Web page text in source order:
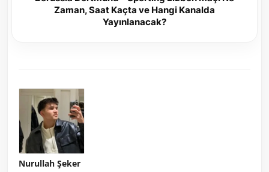
Zaman, Saat Kaçta ve Hangi Kanalda
Yayınlanacak?
Nurullah Şeker